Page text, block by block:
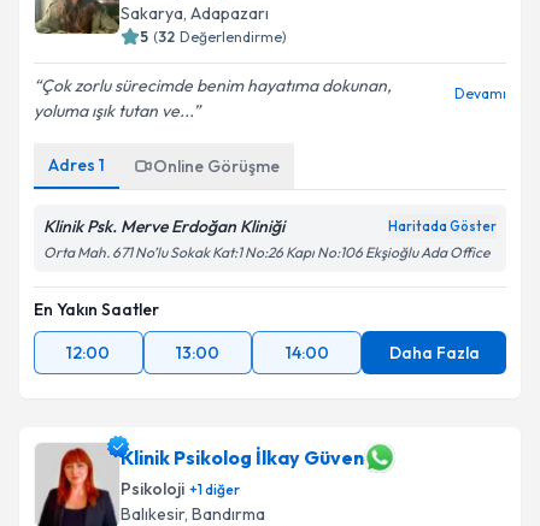
Sakarya, Adapazarı
5 (32 Değerlendirme)
Çok zorlu sürecimde benim hayatıma dokunan,
yoluma ışık tutan ve...
Devamı
Adres 1 Online Görüşme
Klinik Psk. Merve Erdoğan Kliniği Haritada Göster
Orta Mah. 671 No’lu Sokak Kat:1 No:26 Kapı No:106 Ekşioğlu Ada Office
En Yakın Saatler
12:00
13:00 14:00 Daha Fazla
Klinik Psikolog İlkay Güven
Psikoloji +1diğer
Balıkesir, Bandırma